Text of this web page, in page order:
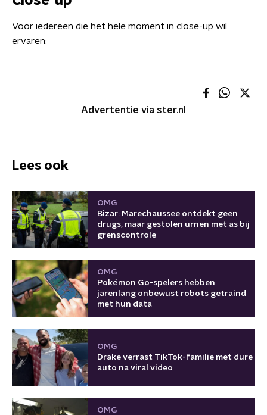
Voor iedereen die het hele moment in close-up wil
ervaren:
Advertentie via ster.nl
Lees ook
OMG
Bizar: Marechaussee ontdekt geen
drugs, maar gestolen urnen met as bij
grenscontrole
OMG
Pokémon Go-spelers hebben
jarenlang onbewust robots getraind
met hun data
OMG
Drake verrast TikTok-familie met dure
auto na viral video
OMG